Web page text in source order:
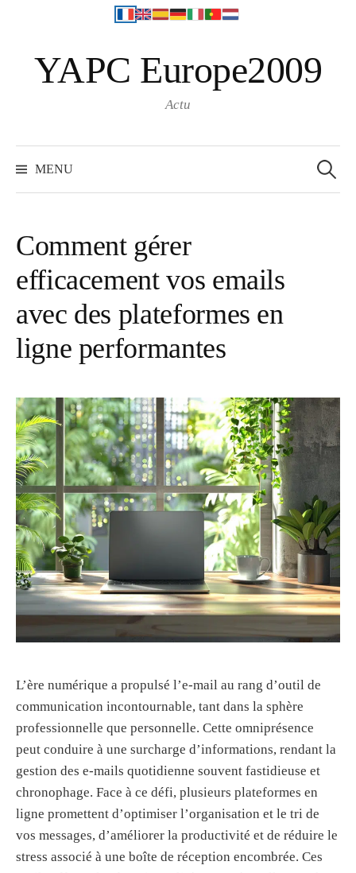
o
c
e
n
YAPC Europe2009
Actu
MENU
e
c
Comment gérer
efficacement vos emails
avec des plateformes en
ligne performantes
L’ère numérique a propulsé l’e-mail au rang d’outil de
communication incontournable, tant dans la sphère
professionnelle que personnelle. Cette omniprésence
peut conduire à une surcharge d’informations, rendant la
gestion des e-mails quotidienne souvent fastidieuse et
chronophage. Face à ce défi, plusieurs plateformes en
ligne promettent d’optimiser l’organisation et le tri de
vos messages, d’améliorer la productivité et de réduire le
stress associé à une boîte de réception encombrée. Ces